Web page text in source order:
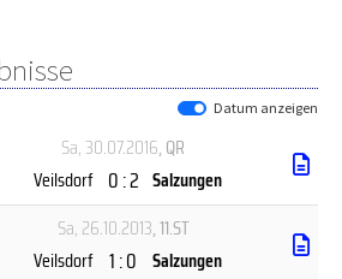
Datum anzeigen
Sa, 30.07.2016, QR
Veilsdorf 0 : 2 Salzungen
Sa, 26.10.2013, 11.ST
Veilsdorf 1 : 0 Salzungen